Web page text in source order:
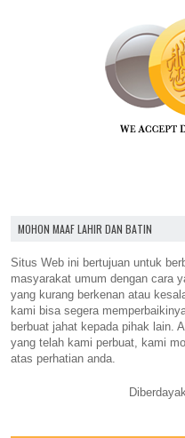
MOHON MAAF LAHIR DAN BATIN
Situs Web ini bertujuan untuk
masyarakat umum dengan cara
yang kurang berkenan atau
kami bisa segera
berbuat jahat kepada pihak lain.
yang telah kami perbuat, kami
atas perhatian anda.